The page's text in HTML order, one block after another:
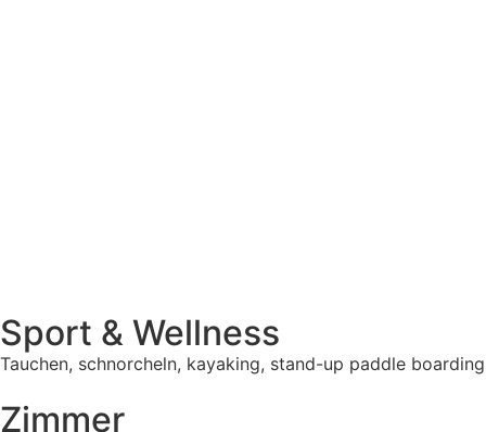
Sport & Wellness
Tauchen, schnorcheln, kayaking, stand-up paddle boarding
Zimmer